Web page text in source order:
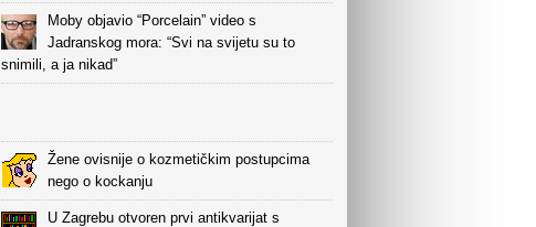
Moby objavio “Porcelain” video s
Jadranskog mora: “Svi na svijetu su to
snimili, a ja nikad”
Žene ovisnije o kozmetičkim postupcima
nego o kockanju
U Zagrebu otvoren prvi antikvarijat s